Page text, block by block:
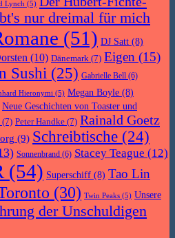
Lynch (5)
nur dreimal für mich
(51) DJ Satt (8)
(10) Dänemark (7) Eigen (15)
Sushi (25) Gabrielle Bell (6)
Hieronymi (5) Megan Boyle (8)
Neue Geschichten von Toaster und
(7) Peter Handke (7) Rainald Goetz
(9) Schreibtische (24)
Sonnenbrand (6) Stacey Teague (12)
(54) Superschiff (8) Tao Lin
(30) Twin Peaks (5) Unsere
der Unschuldigen